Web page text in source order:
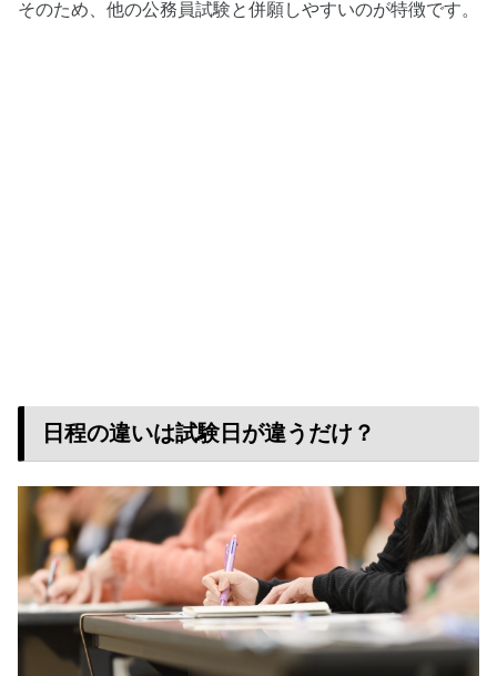
そのため、他の公務員試験と併願しやすいのが特徴です。
日程の違いは試験日が違うだけ？